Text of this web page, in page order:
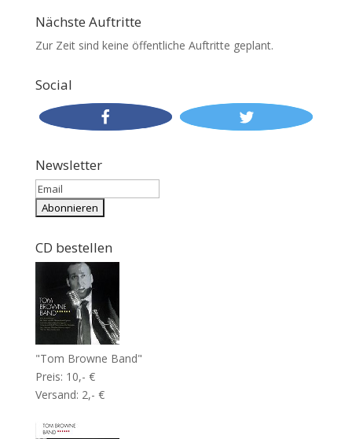
Nächste Auftritte
Zur Zeit sind keine öffentliche Auftritte geplant.
Social
Newsletter
CD bestellen
"Tom Browne Band"
Preis: 10,- €
Versand: 2,- €